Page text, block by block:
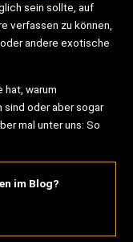
sein sollte, auf
verfassen zu können,
andere exotische
hat, warum
sind oder aber sogar
mal unter uns: So
im Blog?